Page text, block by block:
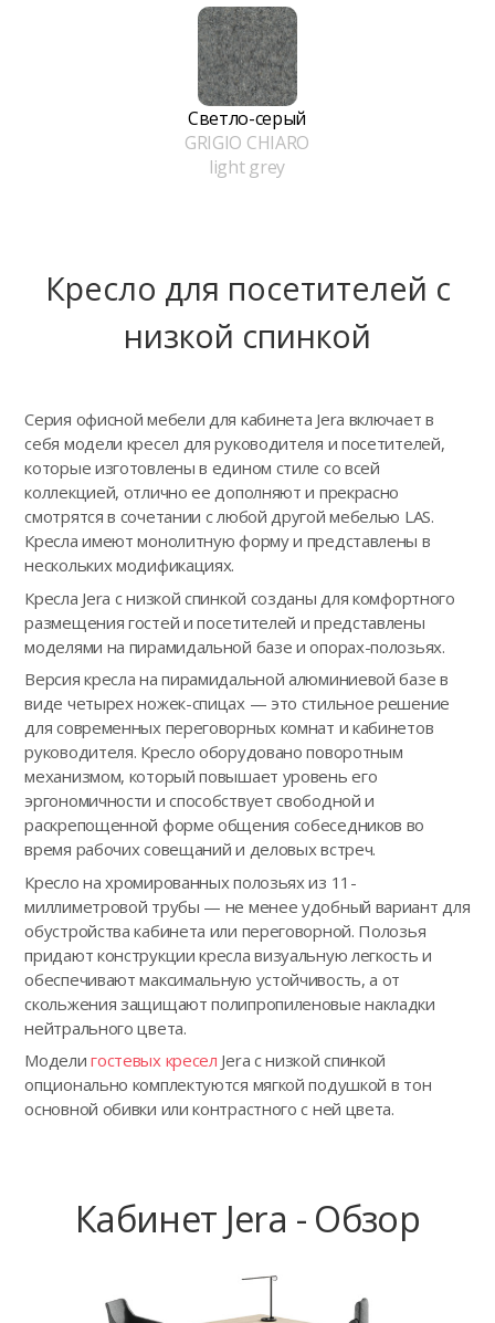
Светло-серый
GRIGIO CHIARO
light grey
Кресло для посетителей с
низкой спинкой
Серия офисной мебели для кабинета Jera включает в
себя модели кресел для руководителя и посетителей,
которые изготовлены в едином стиле со всей
коллекцией, отлично ее дополняют и прекрасно
смотрятся в сочетании с любой другой мебелью LAS.
Кресла имеют монолитную форму и представлены в
нескольких модификациях.
Кресла Jera с низкой спинкой созданы для комфортного
размещения гостей и посетителей и представлены
моделями на пирамидальной базе и опорах-полозьях.
Версия кресла на пирамидальной алюминиевой базе в
виде четырех ножек-спицах — это стильное решение
для современных переговорных комнат и кабинетов
руководителя. Кресло оборудовано поворотным
механизмом, который повышает уровень его
эргономичности и способствует свободной и
раскрепощенной форме общения собеседников во
время рабочих совещаний и деловых встреч.
Кресло на хромированных полозьях из 11-
миллиметровой трубы — не менее удобный вариант для
обустройства кабинета или переговорной. Полозья
придают конструкции кресла визуальную легкость и
обеспечивают максимальную устойчивость, а от
скольжения защищают полипропиленовые накладки
нейтрального цвета.
Моделигостевых кресел Jera с низкой спинкой
опционально комплектуются мягкой подушкой в тон
основной обивки или контрастного с ней цвета.
Кабинет Jera - Обзор